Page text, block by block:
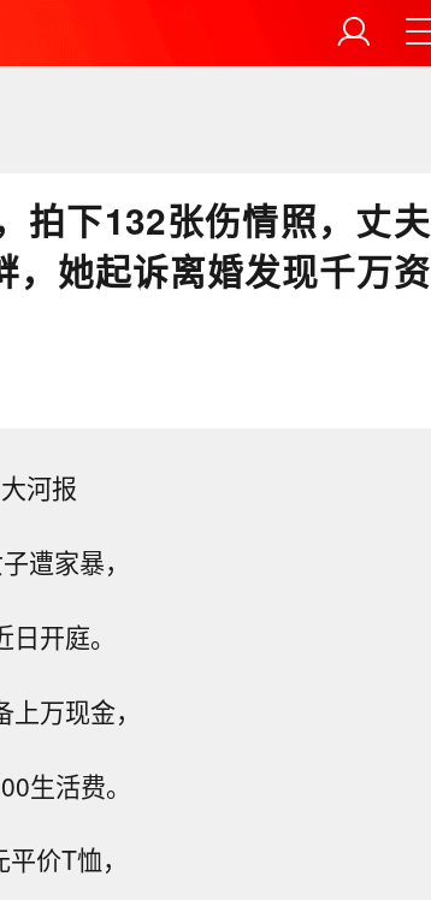
拍下132张伤情照，丈夫
，她起诉离婚发现千万资
河报
遭家暴，
开庭。
万现金，
生活费。
价T恤，